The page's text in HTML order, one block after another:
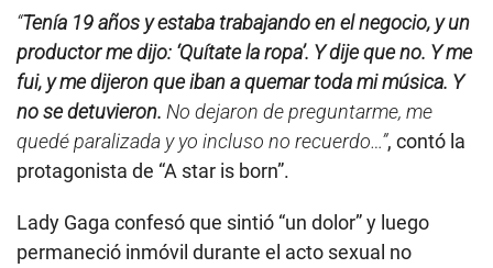
“Tenía 19 años y estaba trabajando en el negocio, y un
productor me dijo: ‘Quítate la ropa’. Y dije que no. Y me
fui, y me dijeron que iban a quemar toda mi música. Y
no se detuvieron. No dejaron de preguntarme, me
quedé paralizada y yo incluso no recuerdo…”, contó la
protagonista de “A star is born”.
Lady Gaga confesó que sintió “un dolor” y luego
permaneció inmóvil durante el acto sexual no